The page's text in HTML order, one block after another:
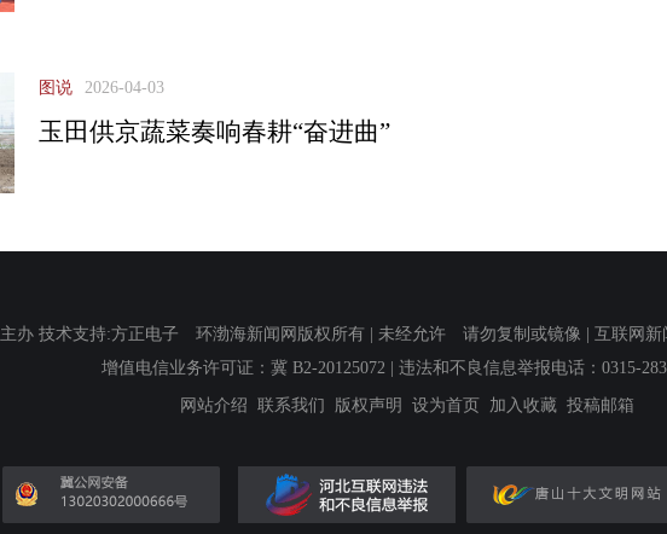
图说 2026-04-03
玉田供京蔬菜奏响春耕“奋进曲”
办 技术支持:方正电子 环渤海新闻网版权所有 | 未经允许 请勿复制或镜像 | 互联网新
增值电信业务许可证：冀 B2-20125072 | 违法和不良信息举报电话：0315-
网站介绍 联系我们 版权声明 设为首页 加入收藏 投稿邮箱